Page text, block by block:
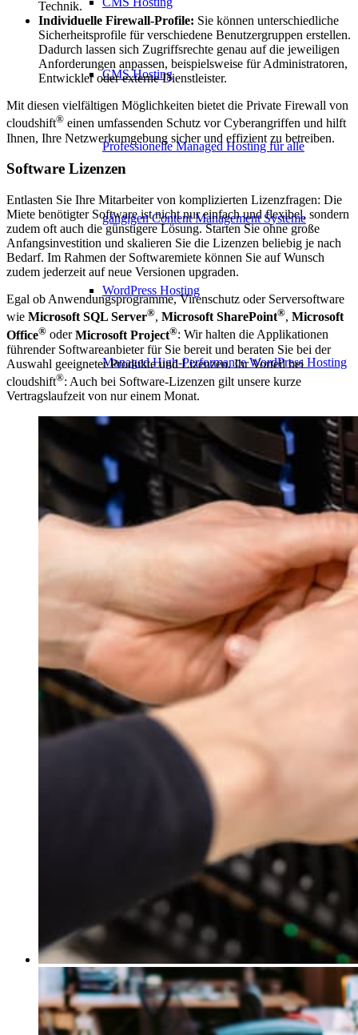
CMS Hosting
Professionelle Managed Hosting für alle
gängigen Content Management Systeme
WordPress Hosting
Managed High-Performance WordPress Hosting
und WordPress Update- und Wartungs-Pakete
TYPO3 Hosting
Managed High-Performance Typo3 Hosting
Shop Hosting
Professionelle Managed Hosting für alle
gängigen Shop- und E-Commerce Systeme
Managed High-Performance Hosting für das
Technik.
Individuelle Firewall-Profile: Sie können unterschiedliche
Sicherheitsprofile für verschiedene Benutzergruppen erstellen.
Dadurch lassen sich Zugriffsrechte genau auf die jeweiligen
Anforderungen anpassen, beispielsweise für Administratoren,
Entwickler oder externe Dienstleister.
Mit diesen vielfältigen Möglichkeiten bietet die Private Firewall von
cloudshift® einen umfassenden Schutz vor Cyberangriffen und hilft
Ihnen, Ihre Netzwerkumgebung sicher und effizient zu betreiben.
Software Lizenzen
Entlasten Sie Ihre Mitarbeiter von komplizierten Lizenzfragen: Die
Miete benötigter Software ist nicht nur einfach und flexibel, sondern
zudem oft auch die günstigere Lösung. Starten Sie ohne große
Anfangsinvestition und skalieren Sie die Lizenzen beliebig je nach
Bedarf. Im Rahmen der Softwaremiete können Sie auf Wunsch
zudem jederzeit auf neue Versionen upgraden.
Egal ob Anwendungsprogramme, Virenschutz oder Serversoftware
wie Microsoft SQL Server®, Microsoft SharePoint®, Microsoft
Office® oderMicrosoft Project®: Wir halten die Applikationen
führender Softwareanbieter für Sie bereit und beraten Sie bei der
Auswahl geeigneter Produkte und Lizenzen. Ihr Vorteil bei
cloudshift®: Auch bei Software-Lizenzen gilt unsere kurze
Vertragslaufzeit von nur einem Monat.